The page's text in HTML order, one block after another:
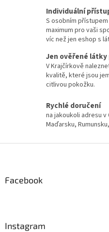
Individuální
S osobním
maximum pro vaši
víc než jen eshop s
Jen ověřené
V Krajčírkově
kvalitě, které jsou
citlivou pokožku.
Rychlé doručení
na jakoukoli adresu v
Maďarsku,
Facebook
Instagram